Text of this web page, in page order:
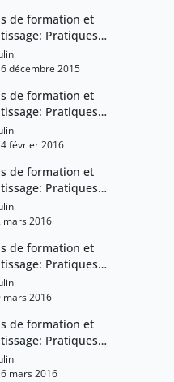
de formation et
Pratiques
et institutions
décembre 2015
de formation et
Pratiques
et institutions
février 2016
de formation et
Pratiques
et institutions
mars 2016
de formation et
Pratiques
et institutions
mars 2016
de formation et
Pratiques
et institutions
mars 2016